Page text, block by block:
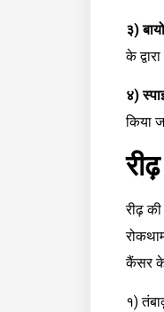
३)
के
४)
किया
रीढ़
कैंसर के
१)